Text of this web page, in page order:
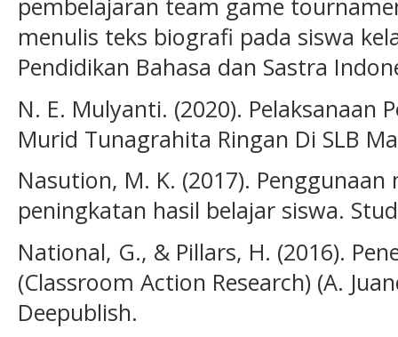
pembelajaran team game
menulis teks biografi pada siswa
Pendidikan Bahasa dan Sastra
N. E. Mulyanti. (2020). Pelaksanaan
Murid Tunagrahita Ringan Di SLB
Nasution, M. K. (2017).
peningkatan hasil belajar siswa.
National, G., & Pillars, H. (2016).
(Classroom Action Research) (A.
Deepublish.